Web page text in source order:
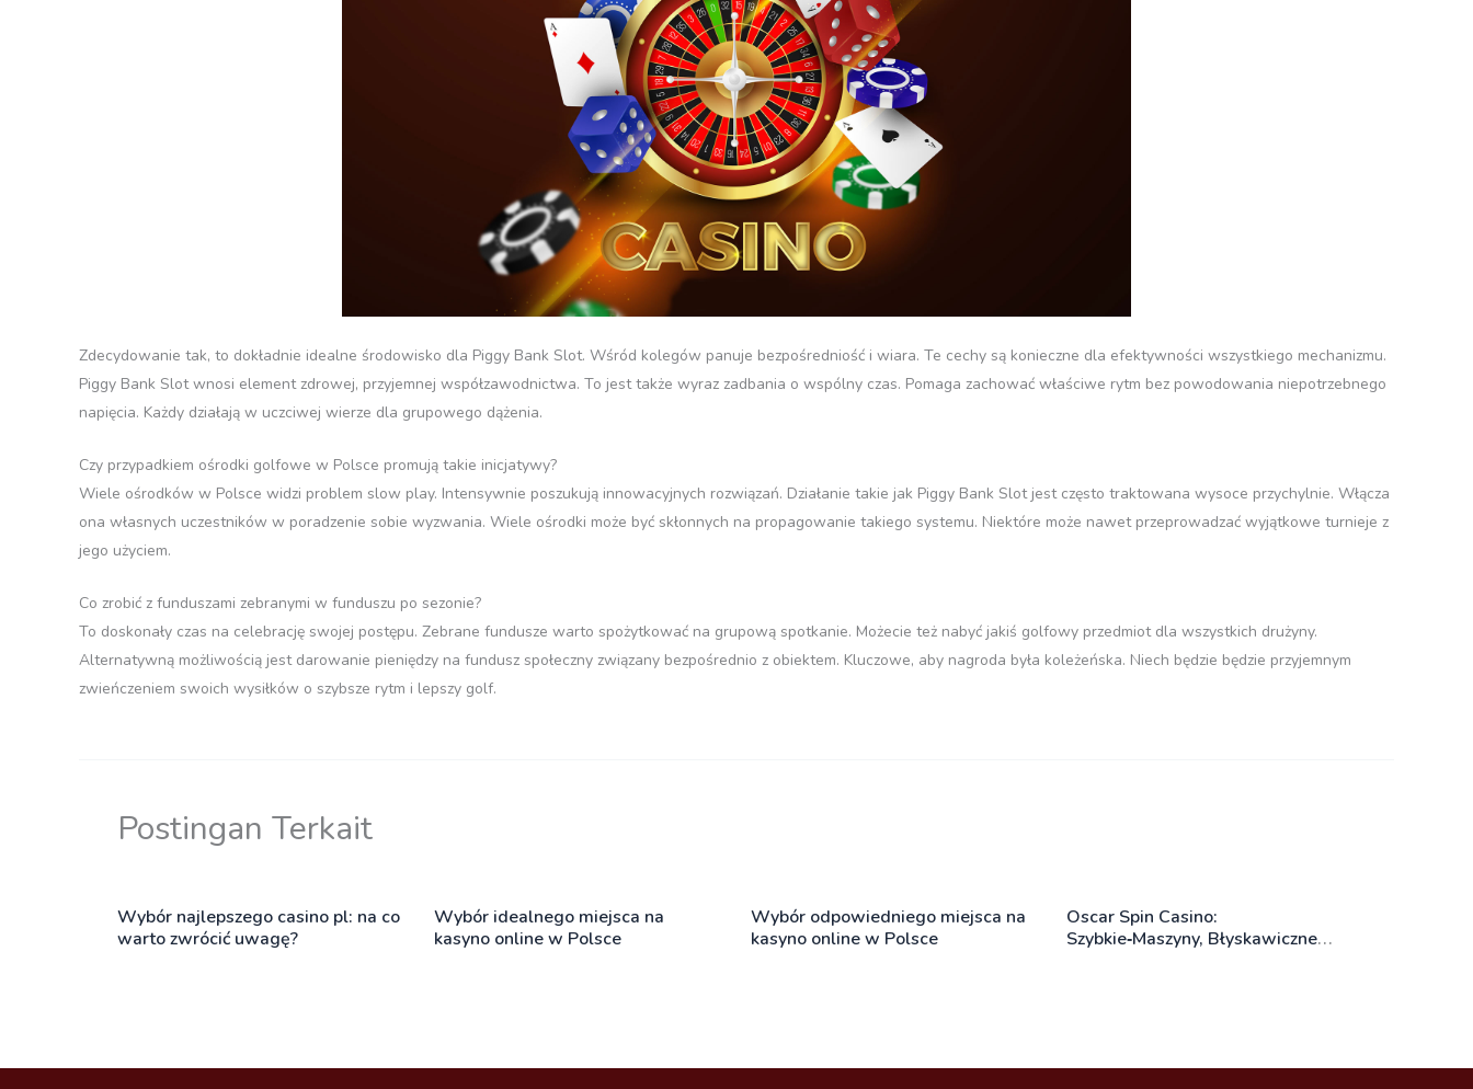
Zdecydowanie tak, to dokładnie idealne środowisko dla Piggy Bank Slot. Wśród kolegów panuje bezpośredniość i wiara. Te cechy są konieczne dla efektywności wszystkiego mechanizmu.
Piggy Bank Slot wnosi element zdrowej, przyjemnej współzawodnictwa. To jest także wyraz zadbania o wspólny czas. Pomaga zachować właściwe rytm bez powodowania niepotrzebnego
napięcia. Każdy działają w uczciwej wierze dla grupowego dążenia.
Czy przypadkiem ośrodki golfowe w Polsce promują takie inicjatywy?
Wiele ośrodków w Polsce widzi problem slow play. Intensywnie poszukują innowacyjnych rozwiązań. Działanie takie jak Piggy Bank Slot jest często traktowana wysoce przychylnie. Włącza
ona własnych uczestników w poradzenie sobie wyzwania. Wiele ośrodki może być skłonnych na propagowanie takiego systemu. Niektóre może nawet przeprowadzać wyjątkowe turnieje z
jego użyciem.
Co zrobić z funduszami zebranymi w funduszu po sezonie?
To doskonały czas na celebrację swojej postępu. Zebrane fundusze warto spożytkować na grupową spotkanie. Możecie też nabyć jakiś golfowy przedmiot dla wszystkich drużyny.
Alternatywną możliwością jest darowanie pieniędzy na fundusz społeczny związany bezpośrednio z obiektem. Kluczowe, aby nagroda była koleżeńska. Niech będzie będzie przyjemnym
zwieńczeniem swoich wysiłków o szybsze rytm i lepszy golf.
Postingan Terkait
Wybór najlepszego casino pl: na co
warto zwrócić uwagę?
Wybór idealnego miejsca na
kasyno online w Polsce
Wybór odpowiedniego miejsca na
kasyno online w Polsce
Oscar Spin Casino:
Szybkie‑Maszyny, Błyskawiczne